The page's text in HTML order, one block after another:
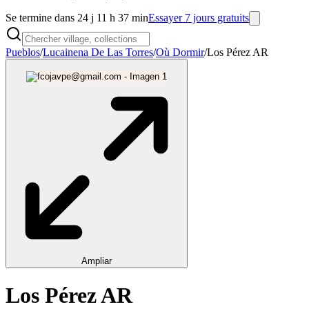
Se termine dans 24 j 11 h 37 minEssayer 7 jours gratuits
Pueblos/Lucainena De Las Torres/Où Dormir/Los Pérez AR
Ampliar
Los Pérez AR